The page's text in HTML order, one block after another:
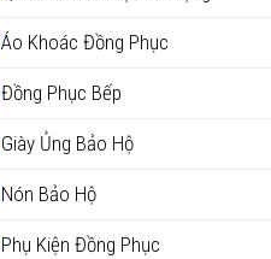
Áo Khoác Đồng Phục
Đồng Phục Bếp
Giày Ủng Bảo Hộ
Nón Bảo Hộ
Phụ Kiện Đồng Phục